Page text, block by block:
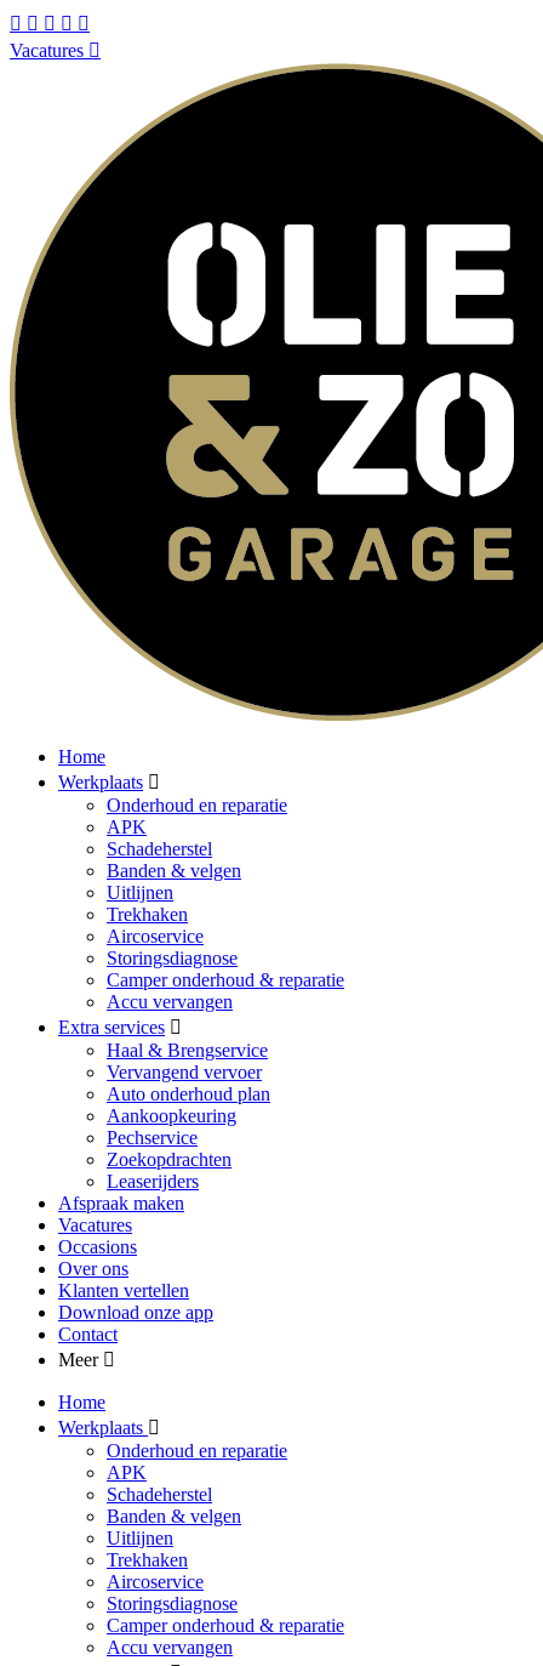
Vacatures
Home
Werkplaats
Onderhoud en reparatie
APK
Schadeherstel
Banden & velgen
Uitlijnen
Trekhaken
Aircoservice
Storingsdiagnose
Camper onderhoud & reparatie
Accu vervangen
Extra services
Haal & Brengservice
Vervangend vervoer
Auto onderhoud plan
Aankoopkeuring
Pechservice
Zoekopdrachten
Leaserijders
Afspraak maken
Vacatures
Occasions
Over ons
Klanten vertellen
Download onze app
Contact
Meer
Home
Werkplaats
Onderhoud en reparatie
APK
Schadeherstel
Banden & velgen
Uitlijnen
Trekhaken
Aircoservice
Storingsdiagnose
Camper onderhoud & reparatie
Accu vervangen